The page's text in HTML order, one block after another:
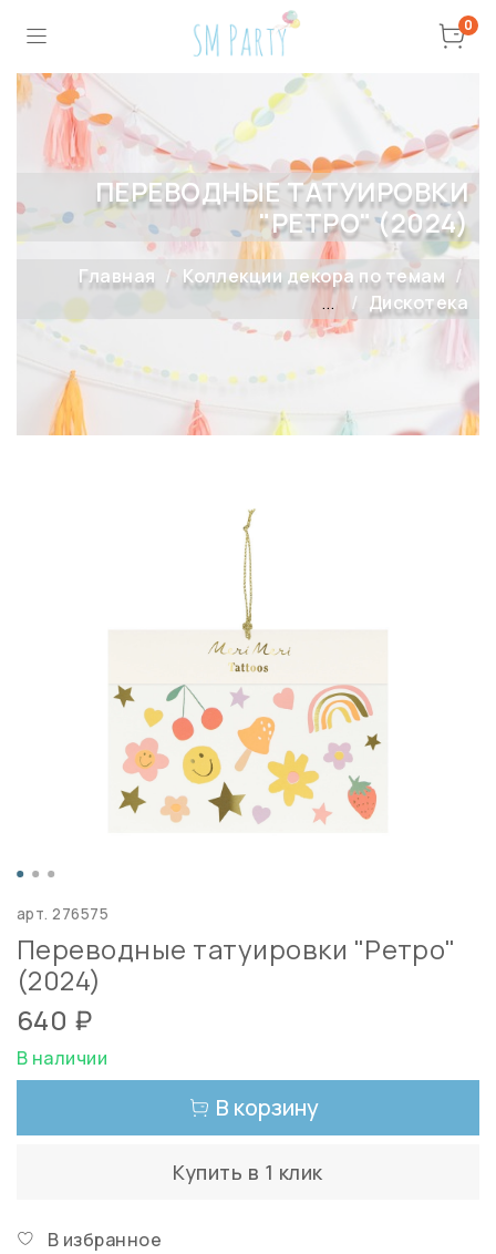
0
ПЕРЕВОДНЫЕ ТАТУИРОВКИ
"РЕТРО" (2024)
Главная
Коллекции декора по темам
...
Дискотека
арт.276575
Переводные татуировки "Ретро"
(2024)
640 ₽
В наличии
В корзину
Купить в 1 клик
В избранное